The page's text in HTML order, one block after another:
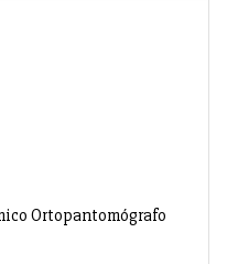
Ortopantomógrafo